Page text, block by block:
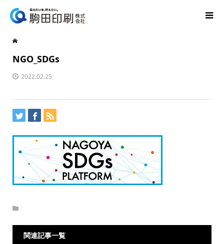
NGO_SDGs
2022.02.25
関連記事一覧